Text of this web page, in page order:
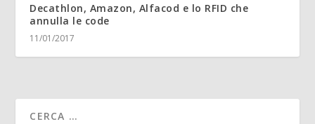
Decathlon, Amazon, Alfacod e lo RFID che
annulla le code
11/01/2017